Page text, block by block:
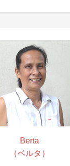
Berta
（ベルタ）